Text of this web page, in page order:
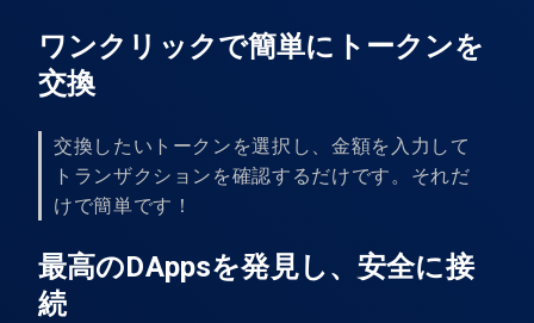
ワンクリックで簡単にトークンを
交換
交換したいトークンを選択し、金額を入力して
トランザクションを確認するだけです。それだ
けで簡単です！
最高のDAppsを発見し、安全に接
続